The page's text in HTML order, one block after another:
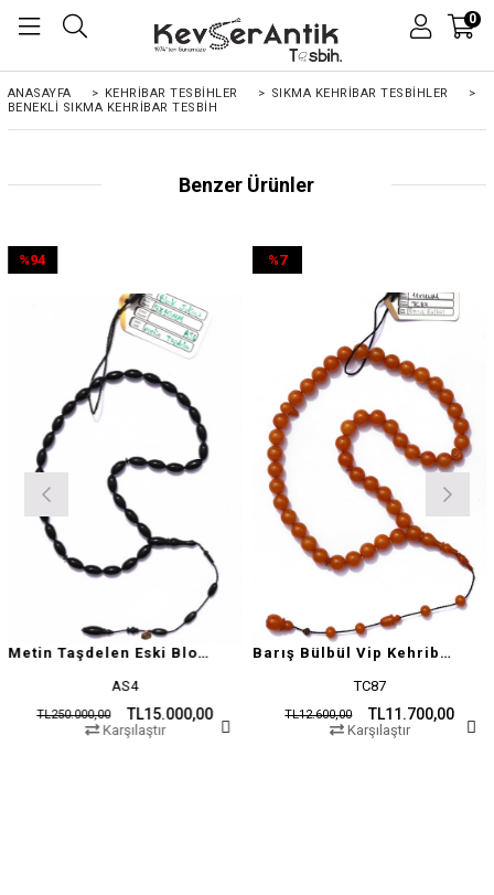
0
ANASAYFA > KEHRIBAR TESBIHLER > SIKMA KEHRİBAR TESBİHLER
>
BENEKLI SIKMA KEHRIBAR TESBIH
Benzer Ürünler
Metin Taşdelen Eski Blok Sıkma
AS4
TL15.000,00
TL250.000,00
%94
Karşılaştır
Barış Bülbül Vip Kehribar Tesbih
TC87
TL11.700,00
TL12.600,00
%7
Karşılaştır